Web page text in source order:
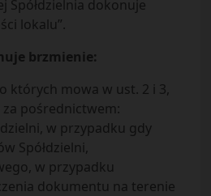
Spółdzielnia dokonuje
lokalu”.
brzmienie:
których mowa w ust. 2 i 3,
pośrednictwem:
w przypadku gdy
Spółdzielni,
w przypadku
dokumentu na terenie